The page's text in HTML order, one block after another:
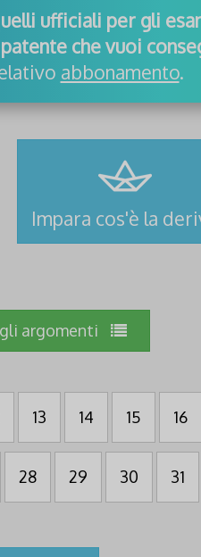
ufficiali per gli
che vuoi
abbonamento.
Impara cos'è la
argomenti
13 14 15 16
28 29 30 31